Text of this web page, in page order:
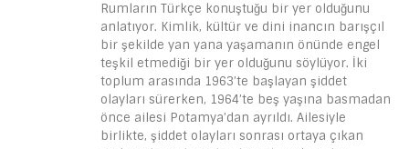
Rumların Türkçe konuştuğu bir yer olduğunu
anlatıyor. Kimlik, kültür ve dini inancın barışçıl
bir şekilde yan yana yaşamanın önünde engel
teşkil etmediği bir yer olduğunu söylüyor. İki
toplum arasında 1963’te başlayan şiddet
olayları sürerken, 1964’te beş yaşına basmadan
önce ailesi Potamya’dan ayrıldı. Ailesiyle
birlikte, şiddet olayları sonrası ortaya çıkan